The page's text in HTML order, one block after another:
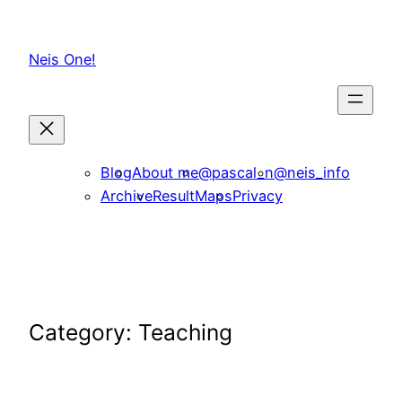
content
Neis One!
BlogAbout me@pascal_n@neis_info
ArchiveResultMapsPrivacy
Category: Teaching